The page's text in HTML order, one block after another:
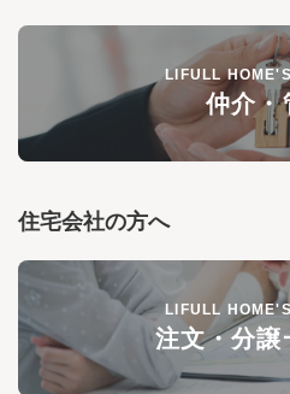
LIFULL
仲介・
住宅会社の方へ
LIFULL
注文・分譲